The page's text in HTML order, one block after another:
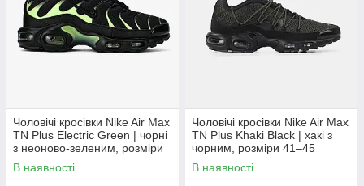
Чоловічі кросівки Nike Air Max
TN Plus Electric Green | чорні
з неоново-зеленим, розміри
41–45
В наявності
Чоловічі кросівки Nike Air Max
TN Plus Khaki Black | хакі з
чорним, розміри 41–45
В наявності